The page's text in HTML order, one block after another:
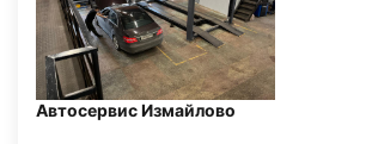
Автосервис Измайлово